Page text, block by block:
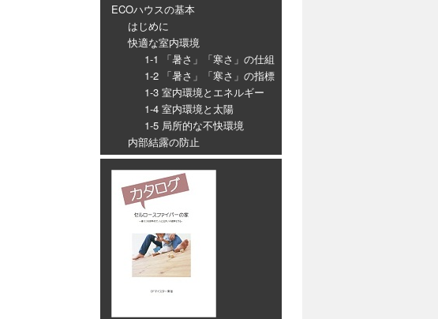
ECOハウスの基本
はじめに
快適な室内環境
1-1 「暑さ」「寒さ」の仕組
1-2 「暑さ」「寒さ」の指標
1-3 室内環境とエネルギー
1-4 室内環境と太陽
1-5 局所的な不快環境
内部結露の防止